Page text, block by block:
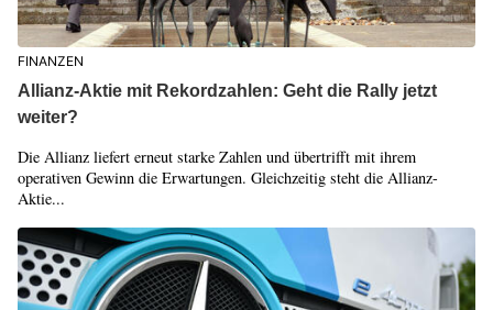
FINANZEN
Allianz-Aktie mit Rekordzahlen: Geht die Rally jetzt
weiter?
Die Allianz liefert erneut starke Zahlen und übertrifft mit ihrem
operativen Gewinn die Erwartungen. Gleichzeitig steht die Allianz-
Aktie...